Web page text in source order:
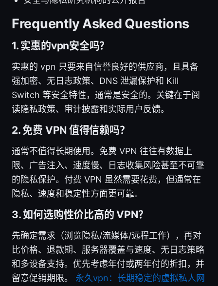
Frequently Asked Questions
1. 实惠的vpn安全吗？
实惠的 vpn 只要来自信誉良好的供应商，且具备
强加密、无日志政策、DNS 泄漏保护和 Kill
Switch 等安全特性，通常是安全的。关键在于阅
读隐私政策、审计披露和实际用户反馈。
2. 免费 VPN 值得信赖吗？
通常不值得长期使用。免费 VPN 往往有数据上
限、广告注入、速度慢、日志收集风险甚至不可靠
的隐私保护。付费 VPN 虽然需要花费，但通常在
隐私、速度和稳定性方面更可靠。
3. 如何选购性价比高的 VPN？
先确定需求（浏览隐私/流媒体/远程工作），再对
比价格、退款期、服务器覆盖与速度、无日志策略
和多设备支持。优先考虑年付或两年付的折扣，并
留意促销期限。 永久vpn：长期稳定的虚拟私人网